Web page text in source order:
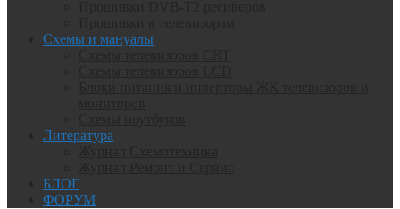
Схемы и мануалы
Литература
БЛОГ
ФОРУМ